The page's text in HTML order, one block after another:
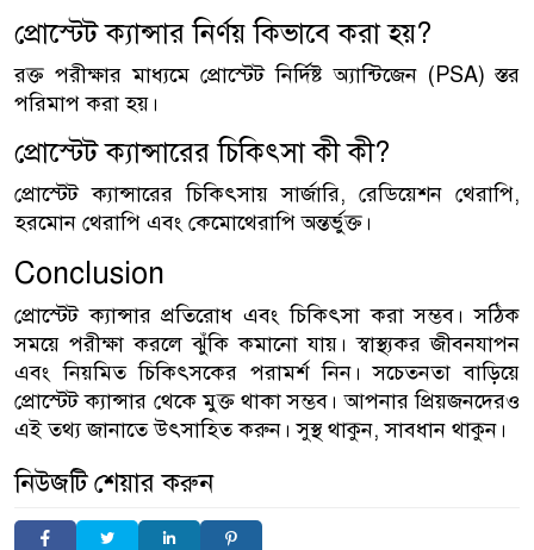
প্রোস্টেট ক্যান্সার নির্ণয় কিভাবে করা হয়?
রক্ত পরীক্ষার মাধ্যমে প্রোস্টেট নির্দিষ্ট অ্যান্টিজেন (PSA) স্তর
পরিমাপ করা হয়।
প্রোস্টেট ক্যান্সারের চিকিৎসা কী কী?
প্রোস্টেট ক্যান্সারের চিকিৎসায় সার্জারি, রেডিয়েশন থেরাপি,
হরমোন থেরাপি এবং কেমোথেরাপি অন্তর্ভুক্ত।
Conclusion
প্রোস্টেট ক্যান্সার প্রতিরোধ এবং চিকিৎসা করা সম্ভব। সঠিক
সময়ে পরীক্ষা করলে ঝুঁকি কমানো যায়। স্বাস্থ্যকর জীবনযাপন
এবং নিয়মিত চিকিৎসকের পরামর্শ নিন। সচেতনতা বাড়িয়ে
প্রোস্টেট ক্যান্সার থেকে মুক্ত থাকা সম্ভব। আপনার প্রিয়জনদেরও
এই তথ্য জানাতে উৎসাহিত করুন। সুস্থ থাকুন, সাবধান থাকুন।
নিউজটি শেয়ার করুন